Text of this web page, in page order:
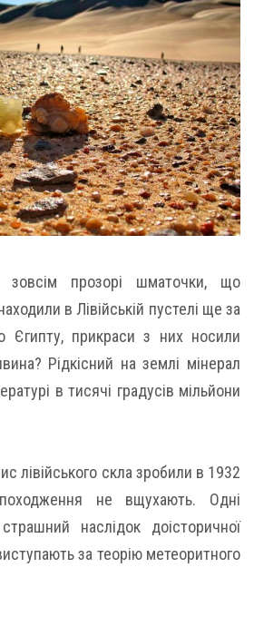
зовсім прозорі шматочки, що
в Лівійській пустелі ще за
Єгипту, прикраси з них носили
Рідкісний на землі мінерал
в тисячі градусів мільйони
лівійського скла зробили в 1932
не вщухають. Одні
наслідок доісторичної
за теорію метеоритного